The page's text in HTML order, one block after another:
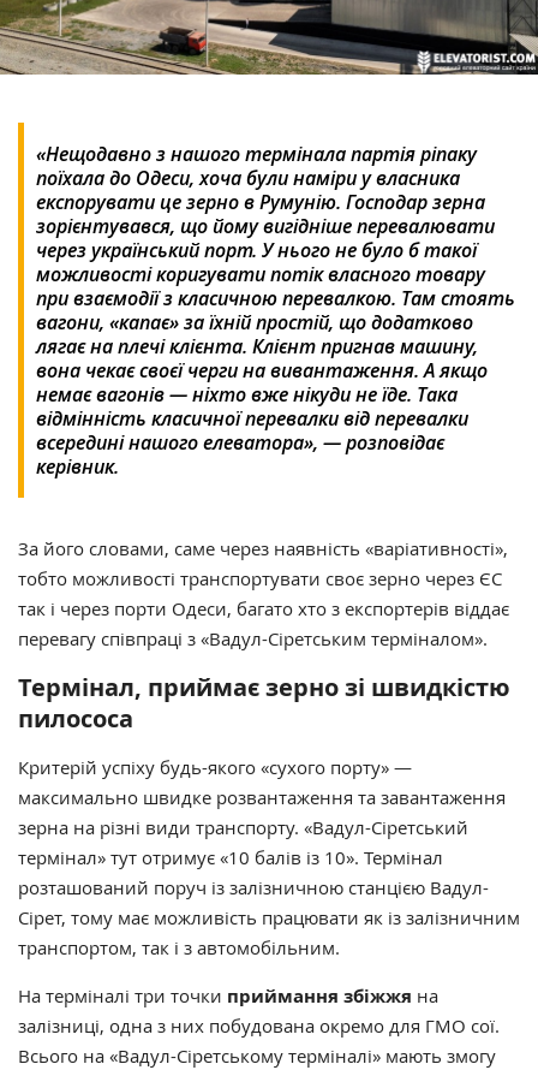
«Нещодавно з нашого термінала партія ріпаку
поїхала до Одеси, хоча були наміри у власника
експорувати це зерно в Румунію. Господар зерна
зорієнтувався, що йому вигідніше перевалювати
через український порт. У нього не було б такої
можливості коригувати потік власного товару
при взаємодії з класичною перевалкою. Там стоять
вагони, «капає» за їхній простій, що додатково
лягає на плечі клієнта. Клієнт пригнав машину,
вона чекає своєї черги на вивантаження. А якщо
немає вагонів — ніхто вже нікуди не їде. Така
відмінність класичної перевалки від перевалки
всередині нашого елеватора», — розповідає
керівник.
За його словами, саме через наявність «варіативності»,
тобто можливості транспортувати своє зерно через ЄС
так і через порти Одеси, багато хто з експортерів віддає
перевагу співпраці з «Вадул-Сіретським терміналом».
Термінал, приймає зерно зі швидкістю
пилососа
Критерій успіху будь-якого «сухого порту» —
максимально швидке розвантаження та завантаження
зерна на різні види транспорту. «Вадул-Сіретський
термінал» тут отримує «10 балів із 10». Термінал
розташований поруч із залізничною станцією Вадул-
Сірет, тому має можливість працювати як із залізничним
транспортом, так і з автомобільним.
На терміналі три точки приймання збіжжя на
залізниці, одна з них побудована окремо для ГМО сої.
Всього на «Вадул-Сіретському терміналі» мають змогу